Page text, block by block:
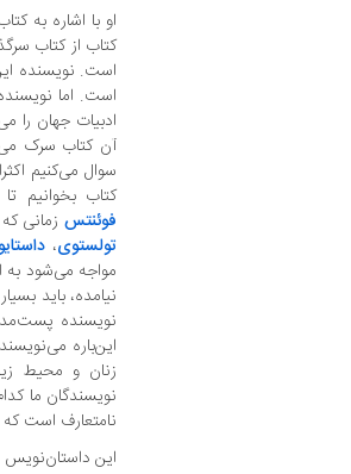
او با اشاره به
کتاب از کتاب
است. نویسنده
است. اما
ادبیات جهان را
آن کتاب سرک
کتاب بخوانیم
فوئنتسزمانی که در ۱۶ سالگی وارد کشورش می‌شود یک
تولستوی،
مواجه می‌شود به
نیامده‌، باید
نویسنده
این‌باره
زنان و محیط
نویسندگان ما
نامتعارف است
این داستان‌نویس